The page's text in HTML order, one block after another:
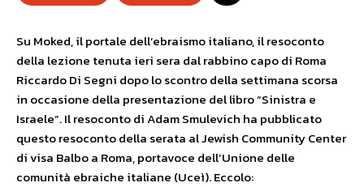
Su Moked, il portale dell’ebraismo italiano, il resoconto
della lezione tenuta ieri sera dal rabbino capo di Roma
Riccardo Di Segni dopo lo scontro della settimana scorsa
in occasione della presentazione del libro “Sinistra e
Israele”. Il resocontodi Adam Smulevich ha pubblicato
questo resoconto della serata al Jewish Community Center
di visa Balbo a Roma, portavoce dell’Unione delle
comunità ebraiche italiane (Uceì). Eccolo: